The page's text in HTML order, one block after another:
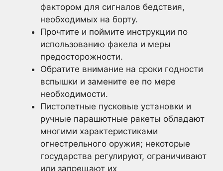
фактором для сигналов бедствия,
необходимых на борту.
Прочтите и поймите инструкции по
использованию факела и меры
предосторожности.
Обратите внимание на сроки годности
вспышки и замените ее по мере
необходимости.
Пистолетные пусковые установки и
ручные парашютные ракеты обладают
многими характеристиками
огнестрельного оружия; некоторые
государства регулируют, ограничивают
или запрещают их